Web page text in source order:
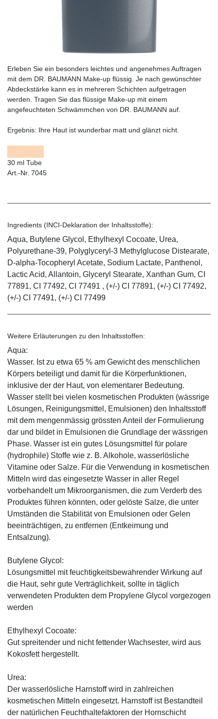
Erleben Sie ein besonders leichtes und angenehmes Auftragen
mit dem DR. BAUMANN Make-up flüssig. Je nach gewünschter
Abdeckstärke kann es in mehreren Schichten aufgetragen
werden. Tragen Sie das flüssige Make-up mit einem
angefeuchteten Schwämmchen von DR. BAUMANN auf.
Ergebnis: Ihre Haut ist wunderbar matt und glänzt nicht.
30 ml Tube
Art.-Nr. 7045
Ingredients (INCI-Deklaration der Inhaltsstoffe):
Aqua, Butylene Glycol, Ethylhexyl Cocoate, Urea,
Polyurethane-39, Polyglyceryl-3 Methylglucose Distearate,
D-alpha-Tocopheryl Acetate, Sodium Lactate, Panthenol,
Lactic Acid, Allantoin, Glyceryl Stearate, Xanthan Gum, CI
77891, CI 77492, CI 77491 , (+/-) CI 77891, (+/-) CI 77492,
(+/-) CI 77491, (+/-) CI 77499
Weitere Erläuterungen zu den Inhaltsstoffen:
Aqua:
Wasser. Ist zu etwa 65 % am Gewicht des menschlichen
Körpers beteiligt und damit für die Körperfunktionen,
inklusive der der Haut, von elementarer Bedeutung.
Wasser stellt bei vielen kosmetischen Produkten (wässrige
Lösungen, Reinigungsmittel, Emulsionen) den Inhaltsstoff
mit dem mengenmässig grössten Anteil der Formulierung
dar und bildet in Emulsionen die Grundlage der wässrigen
Phase. Wasser ist ein gutes Lösungsmittel für polare
(hydrophile) Stoffe wie z. B. Alkohole, wasserlösliche
Vitamine oder Salze. Für die Verwendung in kosmetischen
Mitteln wird das eingesetzte Wasser in aller Regel
vorbehandelt um Mikroorganismen, die zum Verderb des
Produktes führen könnten, oder gelöste Salze, die unter
Umständen die Stabilität von Emulsionen oder Gelen
beeinträchtigen, zu entfernen (Entkeimung und
Entsalzung).
Butylene Glycol:
Lösungsmittel mit feuchtigkeitsbewahrender Wirkung auf
die Haut, sehr gute Verträglichkeit, sollte in täglich
verwendeten Produkten dem Propylene Glycol vorgezogen
werden
Ethylhexyl Cocoate:
Gut spreitender und nicht fettender Wachsester, wird aus
Kokosfett hergestellt.
Urea:
Der wasserlösliche Harnstoff wird in zahlreichen
kosmetischen Mitteln eingesetzt. Harnstoff ist Bestandteil
der natürlichen Feuchthaltefaktoren der Hornschicht